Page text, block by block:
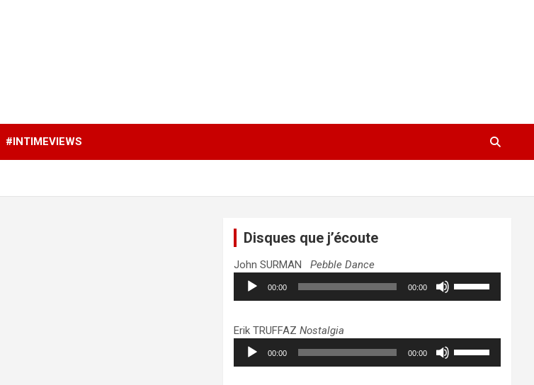
#INTIMEVIEWS
Disques que j’écoute
John SURMANPebble Dance
Lecteur
audio
00:00 00:00
pour
augmenter
ou
Erik TRUFFAZNostalgia
Lecteur
audio
00:00 00:00